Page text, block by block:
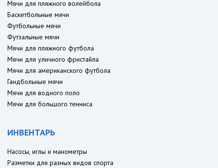
Мячи для пляжного волейбола
Баскетбольные мячи
Футбольные мячи
Футзальные мячи
Мячи для пляжного футбола
Мячи для уличного фристайла
Мячи для американского футбола
Гандбольные мячи
Мячи для водного поло
Мячи для большого тенниса
ИНВЕНТАРЬ
Насосы, иглы и манометры
Разметки для разных видов спорта